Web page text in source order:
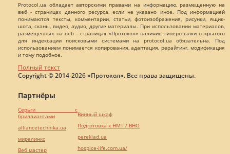
Protocol.ua обладает авторскими правами на информацию, размещенную на
веб - страницах данного ресурса, если не указано иное. Под информацией
понимаются тексты, комментарии, статьи, фотоизображения, рисунки, ящик-
шота, сканы, видео, аудио, другие материалы. При использовании материалов,
размещенных на веб - страницах «Протокол» наличие гиперссылки открытого
для индексации поисковыми системами на protocol.ua обязательна. Под
использованием понимается копирования, адаптация, рерайтинг, модификация
и тому подобное.
Полный текст
Copyright © 2014-2026 «Протокол». Все права защищены.
Партнёры
Серьги с
бриллиантами
alliancetechnika.ua
миралинкс
Веб мастер
Винный шкаф
Подготовка к НМТ / ВНО
pereklad.ua
hospice-life.com.ua/